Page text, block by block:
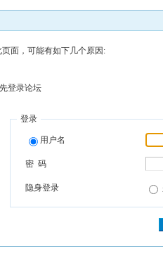
面，可能有如下几个原因:
登录论坛
登录
用户名
密 码
隐身登录